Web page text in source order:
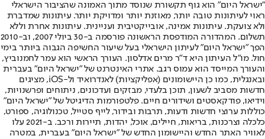
"ישראל היום" הוא גוף תקשורת שנוסד מתוך האמונה שהציבור הישראלי
ראוי לעיתונות טובה יותר, מאוזנת יותר ומדויקת יותר. עיתונות שמדברת
ולא צועקת. עיתונות אמינה, אובייקטיבית ועניינית. עיתונות אחרת וללא
תשלום. המהדורה המודפסת הראשונה פורסמה ב-30 ביולי 2007, וב-2010
הפך "ישראל היום" לעיתון הישראלי בעל שיעור החשיפה הגבוה ביותר בימי
חול. מו"ל העיתון היא ד"ר מרים אדלסון. העורך הראשי הוא עמר לחמנוביץ,
והעורך המייסד הוא עמוס רגב. אתרי האינטרנט של "ישראל היום" בעברית
ובאנגלית, כמו כן היישומונים (אפליקציות) לאנדרואיד ול-iOS, מציגים
חדשות מסביב לשעון, תוכן בלעדי, מבזקים ועדכונים, ניתוחים ופרשנויות,
וידיאו, פודקאסטים ושידורים חיים. פלטפורמות הדיגיטל של "ישראל היום"
כוללות ערוצי חדשות ודעות, תרבות ובידור, לייף סטייל, טכנולוגיה, ספורט,
כלכלה וצרכנות, בריאות, חיילים, אוכל, יהדות, תיירות ורכב. ב-2021 עלו
לאוויר האתר החדש והיישומון החדש של "ישראל היום" בעברית, במטרה